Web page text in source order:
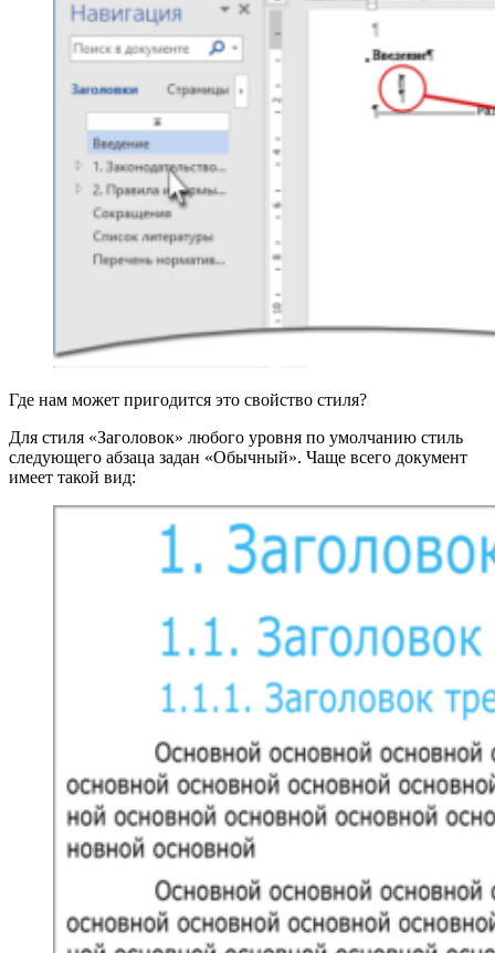
Где нам может пригодится это свойство стиля?
Для стиля «Заголовок» любого уровня по умолчанию стиль
следующего абзаца задан «Обычный». Чаще всего документ
имеет такой вид: